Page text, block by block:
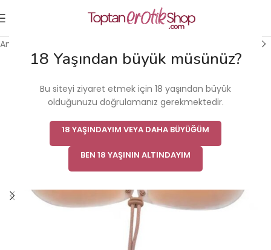
18 Yaşından büyük müsünüz?
Bu siteyi ziyaret etmek için 18 yaşından büyük
olduğunuzu doğrulamanız gerekmektedir.
18 YAŞINDAYIM VEYA DAHA BÜYÜĞÜM
BEN 18 YAŞININ ALTINDAYIM
Ana Sayfa